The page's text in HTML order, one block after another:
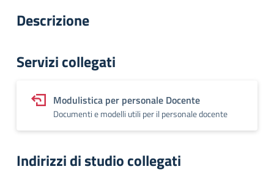
Descrizione
Servizi collegati
Modulistica per personale Docente
Documenti e modelli utili per il personale docente
Indirizzi di studio collegati